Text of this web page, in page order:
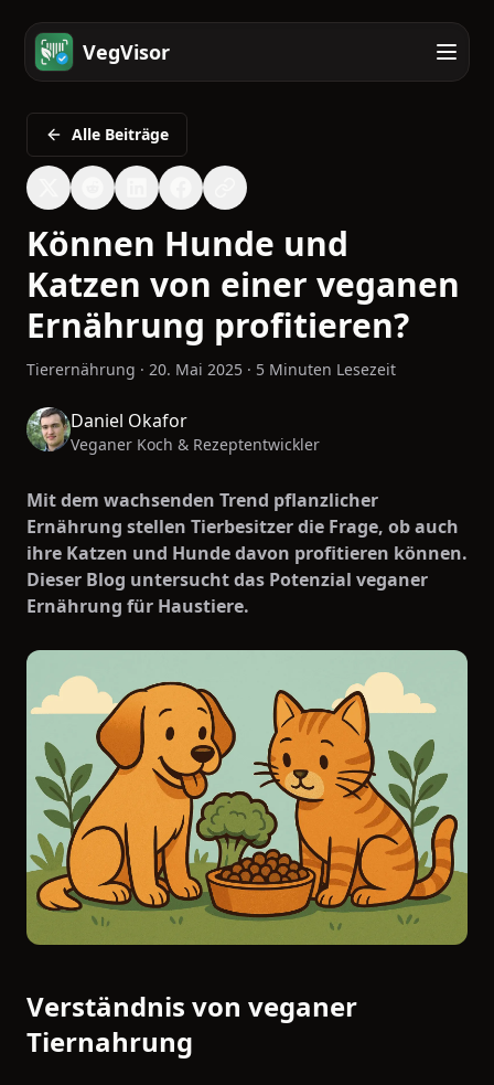
VegVisor
Alle Beiträge
Können Hunde und
Katzen von einer veganen
Ernährung profitieren?
Tierernährung · 20. Mai 2025 · 5 Minuten Lesezeit
Daniel Okafor
Veganer Koch & Rezeptentwickler
Mit dem wachsenden Trend pflanzlicher
Ernährung stellen Tierbesitzer die Frage, ob auch
ihre Katzen und Hunde davon profitieren können.
Dieser Blog untersucht das Potenzial veganer
Ernährung für Haustiere.
Verständnis von veganer
Tiernahrung